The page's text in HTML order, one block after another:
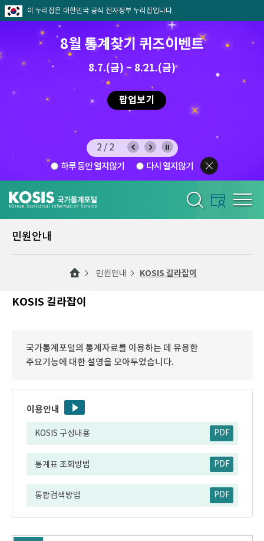
이 누리집은 대한민국 공식 전자정부 누리집입니다.
2026.7.29 ~ 8.7
8월 통계찾기 퀴즈이벤트
8.7.(금) ~ 8.21.(금)
팝업보기
2/2
하루 동안 열지않기 다시 열지않기
민원안내
민원안내 KOSIS 길라잡이
KOSIS 길라잡이
국가통계포털의 통계자료를 이용하는 데 유용한
주요기능에 대한 설명을 모아두었습니다.
이용안내
KOSIS 구성내용 PDF
통계표 조회방법 PDF
통합검색방법 PDF